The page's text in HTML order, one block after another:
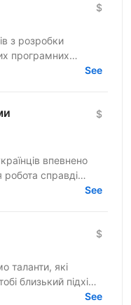
$
з розробки
програмних
України —
See
$
впевнено
справді
ОККО, формуймоSee
$
таланти, які
близький підхід
на
See